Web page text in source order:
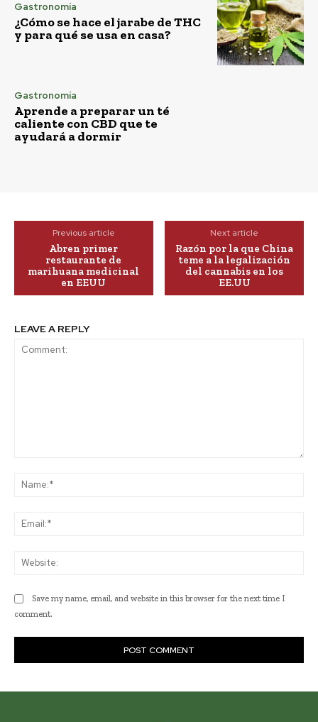
Gastronomía
¿Cómo se hace el jarabe de THC
y para qué se usa en casa?
Gastronomía
Aprende a preparar un té
caliente con CBD que te
ayudará a dormir
Previous article
Abren primer
restaurante de
marihuana medicinal
en EEUU
Next article
Razón por la que China
teme a la legalización
del cannabis en los
EE.UU
LEAVE A REPLY
Save my name, email, and website in this browser for the next time I
comment.